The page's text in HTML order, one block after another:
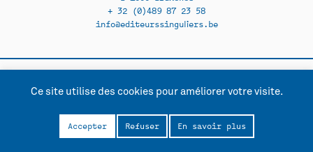
+ 32 (0)489 87 23 58
info@editeurssinguliers.be
Facebook →
Instagram →
Ce site utilise des cookies pour améliorer votre visite.
Accepter Refuser En savoir plus